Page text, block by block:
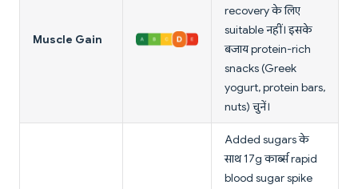
Muscle Gain
recovery के लिए
suitable नहीं। इसके
बजाय protein-rich
snacks (Greek
yogurt, protein bars,
nuts) चुनें।
Added sugars के
साथ 17g कार्ब्स rapid
blood sugar spike